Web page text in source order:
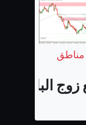
مناطق
الباوند